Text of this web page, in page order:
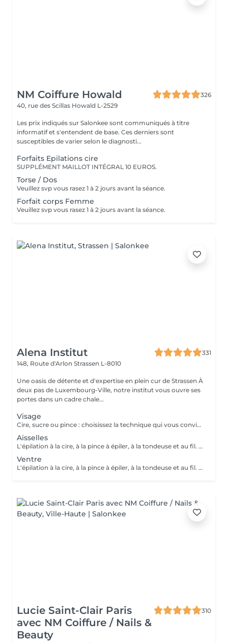
NM Coiffure Howald
326
40, rue des Scillas Howald L-2529
Les prix indiqués sur Salonkee sont communiqués à titre
informatif et s'entendent de base. Ces derniers sont
susceptibles de varier selon le diagnosti...
Forfaits Epilations cire
SUPPLÉMENT MAILLOT INTÉGRAL 10 EUROS.
Torse / Dos
Veuillez svp vous rasez 1 à 2 jours avant la séance.
Forfait corps Femme
Veuillez svp vous rasez 1 à 2 jours avant la séance.
Alena Institut
331
148, Route d'Arlon Strassen L-8010
Une oasis de détente et d'expertise en plein cur de Strassen À
deux pas de Luxembourg-Ville, notre institut vous ouvre ses
portes dans un cadre chale...
Visage
Cire, sucre ou pince : choisissez la technique qui vous convient ! Pour un résultat impeccable, chaque séance se termine toujours par une finition minutieuse à la pince. Résultat net, peau douce et parfaite, à chaque fois.
Aisselles
L'épilation à la cire, à la pince à épiler, à la tondeuse et au fil. Toutes nos techniques d'épilation vous garantissent un résultat net et durable. En fin de séance, quelque soit la technique d'épilation choisie, nous utilisons systématiquement une pince à épiler, pour un résultat parfait.
Ventre
L'épilation à la cire, à la pince à épiler, à la tondeuse et au fil. Toutes nos techniques d'épilation vous garantissent un résultat net et durable. En fin de séance, quelque soit la technique d'épilation choisie, nous utilisons systématiquement une pince à épiler, pour un résultat parfait.
Lucie Saint-Clair Paris
avec NM Coiffure / Nails &
Beauty
310